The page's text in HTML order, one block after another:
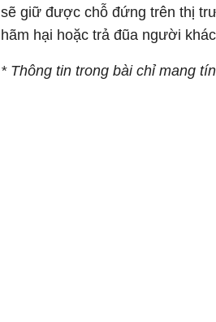
sẽ giữ được chỗ đứng trên thị
hãm hại hoặc trả đũa người
* Thông tin trong bài chỉ mang